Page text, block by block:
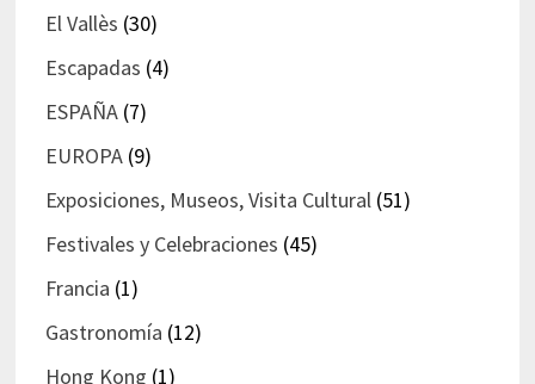
El Vallès (30)
Escapadas (4)
ESPAÑA(7)
EUROPA(9)
Exposiciones, Museos, Visita Cultural(51)
Festivales y Celebraciones (45)
Francia (1)
Gastronomía (12)
Hong Kong (1)